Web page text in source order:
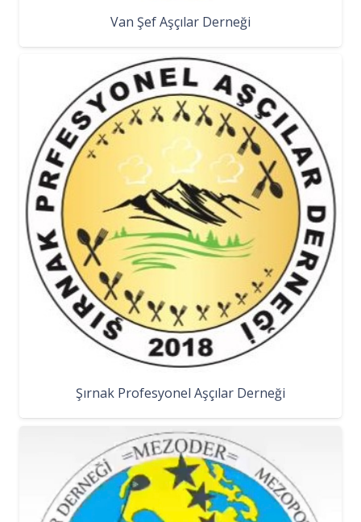
Van Şef Aşçılar Derneği
Şırnak Profesyonel Aşçılar Derneği